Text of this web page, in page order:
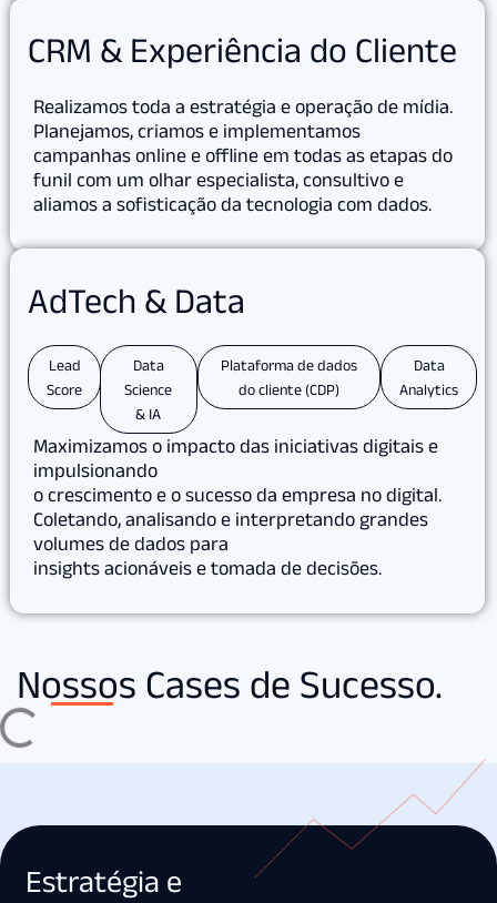
CRM & Experiência do Cliente
Realizamos toda a estratégia e operação de mídia.
Planejamos, criamos e implementamos
campanhas online e offline em todas as etapas do
funil com um olhar especialista, consultivo e
aliamos a sofisticação da tecnologia com dados.
AdTech & Data
Lead
Score
Data
Science
& IA
Plataforma de dados
do cliente (CDP)
Data
Analytics
Maximizamos o impacto das iniciativas digitais e
impulsionando
o crescimento e o sucesso da empresa no digital.
Coletando, analisando e interpretando grandes
volumes de dados para
insights acionáveis e tomada de decisões.
Nossos Cases de Sucesso.
Estratégia e